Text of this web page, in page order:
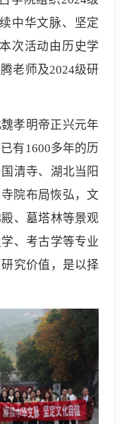
中华文脉、坚定
次活动由历史学
老师及2024级研
孝明帝正兴元年
有1600多年的历
清寺、湖北当阳
院布局恢弘，文
、墓塔林等景观
、考古学等专业
究价值，是以择